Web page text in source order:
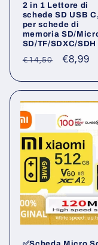
2 in 1 Lettore di
schede SD USB C,
per schede di
memoria SD/
SD/TF/SDXC/SDH
Prezzo
listino
€14,50
Prezzo
€8,99